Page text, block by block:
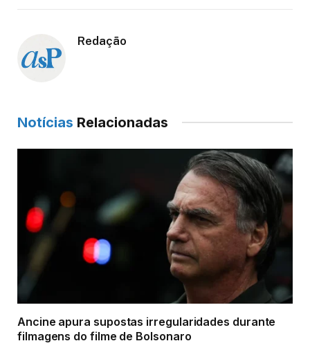
Redação
Notícias Relacionadas
Ancine apura supostas irregularidades durante
filmagens do filme de Bolsonaro